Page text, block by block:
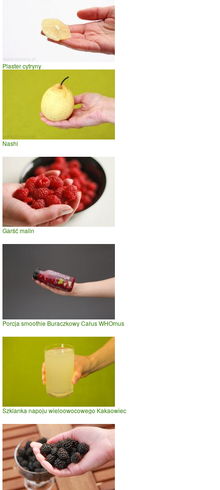
Plaster cytryny
Nashi
Garść malin
Porcja smoothie Buraczkowy Całus WHOmus
Szklanka napoju wieloowocowego Kakaowiec